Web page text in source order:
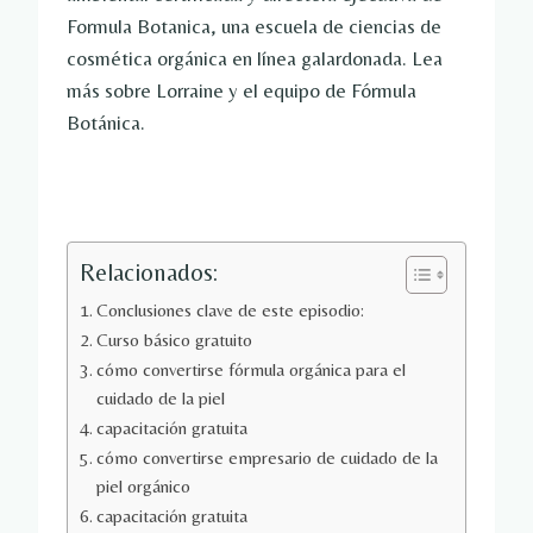
Formula Botanica, una escuela de ciencias de
cosmética orgánica en línea galardonada. Lea
más sobre Lorraine y el equipo de Fórmula
Botánica.
Relacionados:
Conclusiones clave de este episodio:
Curso básico gratuito
cómo convertirse fórmula orgánica para el
cuidado de la piel
capacitación gratuita
cómo convertirse empresario de cuidado de la
piel orgánico
capacitación gratuita